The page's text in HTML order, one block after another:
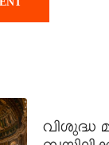
വിശുദ്ധ